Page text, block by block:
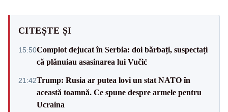
CITEȘTE ȘI
15:50Complot dejucat în Serbia: doi bărbați, suspectați
că plănuiau asasinarea lui Vučić
21:42Trump: Rusia ar putea lovi un stat NATO în
această toamnă. Ce spune despre armele pentru
Ucraina